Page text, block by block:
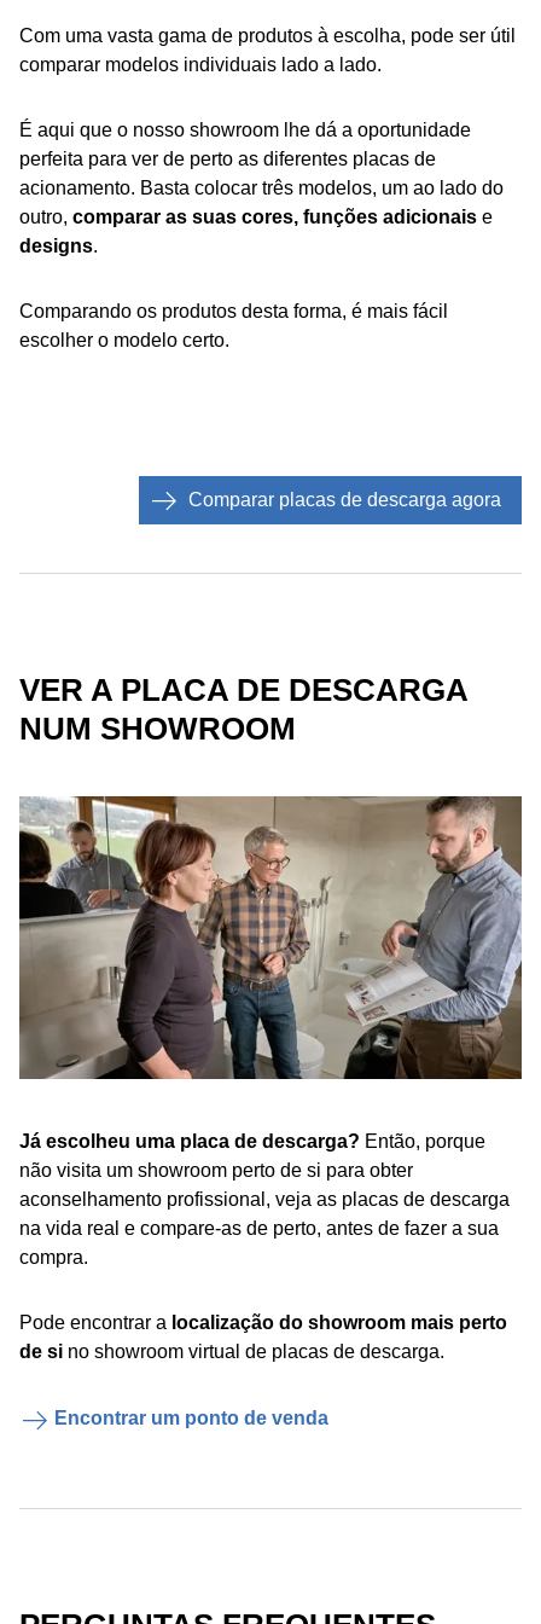
Com uma vasta gama de produtos à escolha, pode ser útil
comparar modelos individuais lado a lado.
É aqui que o nosso showroom lhe dá a oportunidade
perfeita para ver de perto as diferentes placas de
acionamento. Basta colocar três modelos, um ao lado do
outro, comparar as suas cores, funções adicionais e
designs.
Comparando os produtos desta forma, é mais fácil
escolher o modelo certo.
Comparar placas de descarga agora
VER A PLACA DE DESCARGA
NUM SHOWROOM
Já escolheu uma placa de descarga? Então, porque
não visita um showroom perto de si para obter
aconselhamento profissional, veja as placas de descarga
na vida real e compare-as de perto, antes de fazer a sua
compra.
Pode encontrar a localização do showroom mais perto
de si no showroom virtual de placas de descarga.
Encontrar um ponto de venda